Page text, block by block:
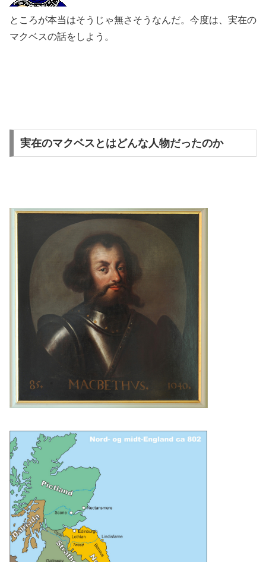
ところが本当はそうじゃ無さそうなんだ。今度は、実在の
マクベスの話をしよう。
実在のマクベスとはどんな人物だったのか